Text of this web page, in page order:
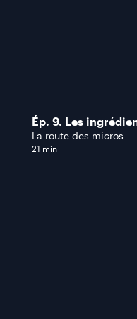
Ép. 9. Les
La route des micros
21 min